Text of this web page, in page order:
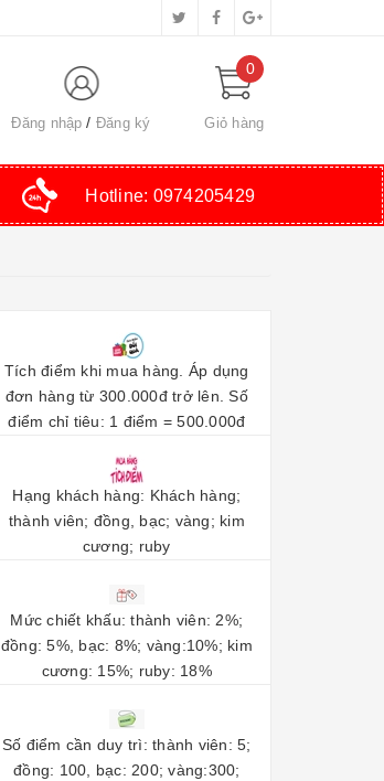
Đăng nhập Đăng ký
0
Giỏ hàng
Hotline: 0974205429
Tích điểm khi mua hàng. Áp dụng
đơn hàng từ 300.000đ trở lên. Số
điểm chỉ tiêu: 1 điểm = 500.000đ
Hạng khách hàng: Khách hàng;
thành viên; đồng, bạc; vàng; kim
cương; ruby
Mức chiết khấu: thành viên: 2%;
đồng: 5%, bạc: 8%; vàng:10%; kim
cương: 15%; ruby: 18%
Số điểm cần duy trì: thành viên: 5;
đồng: 100, bạc: 200; vàng:300;